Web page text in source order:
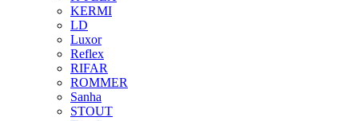
KERMI
LD
Luxor
Reflex
RIFAR
ROMMER
Sanha
STOUT